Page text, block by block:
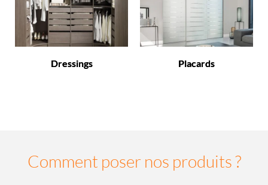
Dressings Placards
Comment poser nos produits ?